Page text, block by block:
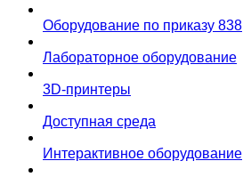
Оборудование по приказу 838
Лабораторное оборудование
3D-принтеры
Доступная среда
Интерактивное оборудование